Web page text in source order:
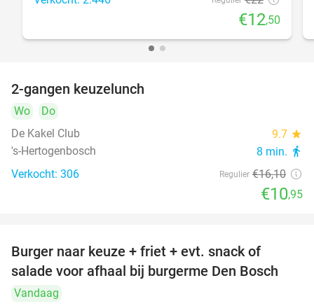
€12,50
2-gangen keuzelunch
Wo
Do
De Kakel Club
9.7 star
's-Hertogenbosch 8 min. directions_walk
Verkocht: 306 Regulier €16,10
€10,95
Burger naar keuze + friet + evt. snack of
salade voor afhaal bij burgerme Den Bosch
Vandaag